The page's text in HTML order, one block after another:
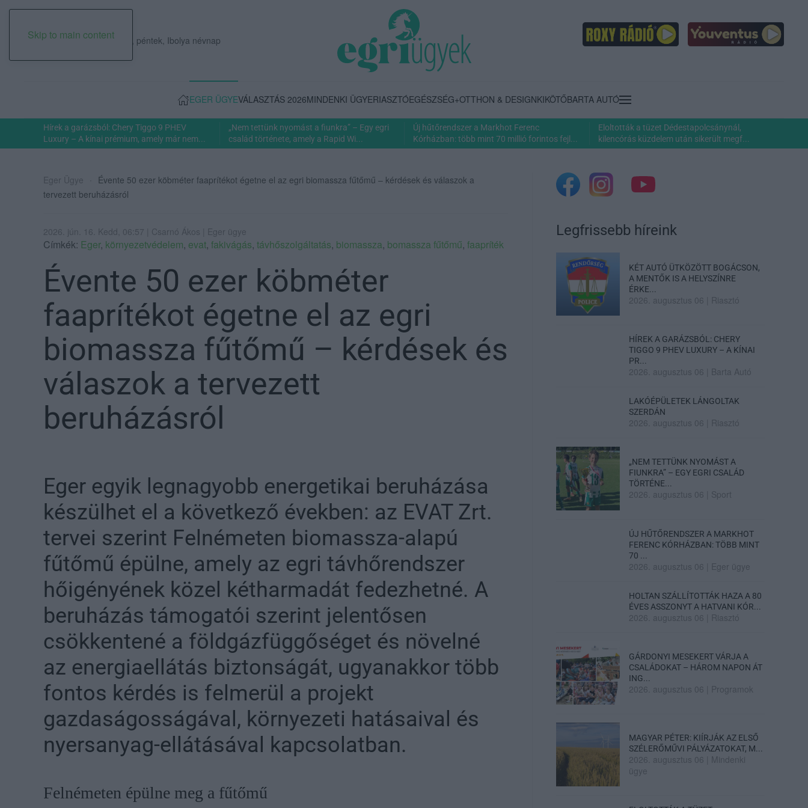
Skip to main content
2026. augusztus 07., péntek, Ibolya névnap
EGER ÜGYEVÁLASZTÁS 2026MINDENKI ÜGYERIASZTÓEGÉSZSÉG+OTTHON & DESIGNKIKÖTŐBARTA AUTÓ
Hírek a garázsból: Chery Tiggo 9 PHEV
Luxury – A kínai prémium, amely már nem...
„Nem tettünk nyomást a fiunkra” – Egy egri
család története, amely a Rapid Wi...
Új hűtőrendszer a Markhot Ferenc
Kórházban: több mint 70 millió forintos fejl...
Eloltották a tüzet Dédestapolcsánynál,
kilencórás küzdelem után sikerült megf...
Eger Ügye
Évente 50 ezer köbméter faaprítékot égetne el az egri biomassza fűtőmű – kérdések és válaszok a
tervezett beruházásról
2026. jún. 16. Kedd, 06:57 | Csarnó Ákos | Eger ügye
Címkék: Eger, környezetvédelem, evat, fakivágás, távhőszolgáltatás, biomassza, bomassza fűtőmű, faapríték
Évente 50 ezer köbméter
faaprítékot égetne el az egri
biomassza fűtőmű – kérdések és
válaszok a tervezett
beruházásról
Eger egyik legnagyobb energetikai beruházása
készülhet el a következő években: az EVAT Zrt.
tervei szerint Felnémeten biomassza-alapú
fűtőmű épülne, amely az egri távhőrendszer
hőigényének közel kétharmadát fedezhetné. A
beruházás támogatói szerint jelentősen
csökkentené a földgázfüggőséget és növelné
az energiaellátás biztonságát, ugyanakkor több
fontos kérdés is felmerül a projekt
gazdaságosságával, környezeti hatásaival és
nyersanyag-ellátásával kapcsolatban.
Felnémeten épülne meg a fűtőmű
Legfrissebb híreink
KÉT AUTÓ ÜTKÖZÖTT BOGÁCSON,
A MENTŐK IS A HELYSZÍNRE
ÉRKE...
2026. augusztus 06 Riasztó
HÍREK A GARÁZSBÓL: CHERY
TIGGO 9 PHEV LUXURY – A KÍNAI
PR...
2026. augusztus 06 Barta Autó
LAKÓÉPÜLETEK LÁNGOLTAK
SZERDÁN
2026. augusztus 06 Riasztó
„NEM TETTÜNK NYOMÁST A
FIUNKRA” – EGY EGRI CSALÁD
TÖRTÉNE...
2026. augusztus 06 Sport
ÚJ HŰTŐRENDSZER A MARKHOT
FERENC KÓRHÁZBAN: TÖBB MINT
70 ...
2026. augusztus 06 Eger ügye
HOLTAN SZÁLLÍTOTTÁK HAZA A 80
ÉVES ASSZONYT A HATVANI KÓR...
2026. augusztus 06 Riasztó
GÁRDONYI MESEKERT VÁRJA A
CSALÁDOKAT – HÁROM NAPON ÁT
ING...
2026. augusztus 06 Programok
MAGYAR PÉTER: KIÍRJÁK AZ ELSŐ
SZÉLERŐMŰVI PÁLYÁZATOKAT, M...
2026. augusztus 06
Mindenki
ügye